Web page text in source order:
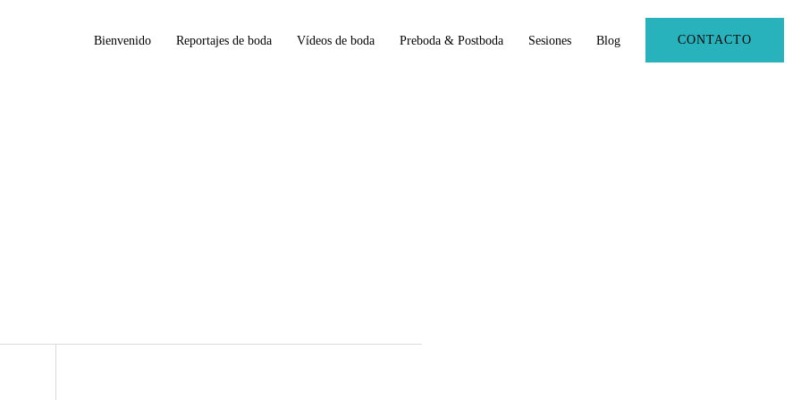
Bienvenido Reportajes de boda Vídeos de boda Preboda & Postboda Sesiones Blog CONTACTO